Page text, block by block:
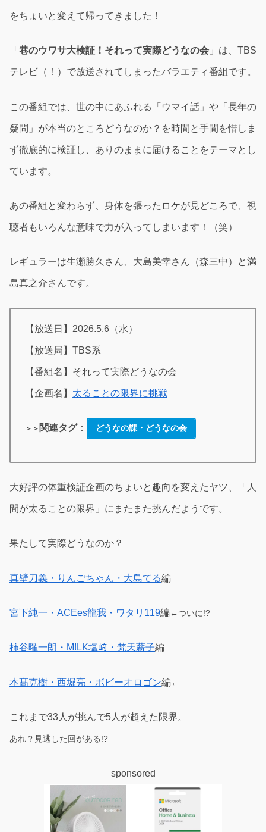
をちょいと変えて帰ってきました！
「 巷のウワサ大検証！それって実際どうなの会 」は、TBS
テレビ（！）で放送されてしまったバラエティ番組です。
この番組では、世の中にあふれる「ウマイ話」や「長年の
疑問」が本当のところどうなのか？を時間と手間を惜しま
ず徹底的に検証し、ありのままに届けることをテーマとし
ています。
あの番組と変わらず、身体を張ったロケが見どころで、視
聴者もいろんな意味で力が入ってしまいます！（笑）
レギュラーは生瀬勝久さん、大島美幸さん（森三中）と満
島真之介さんです。
【放送日】2026.5.6（水）
【放送局】TBS系
【番組名】それって実際どうなの会
【企画名】 太ることの限界に挑戦
＞＞ 関連タグ： どうなの課・どうなの会
大好評の体重検証企画のちょいと趣向を変えたヤツ、「人
間が太ることの限界」にまたまた挑んだようです。
果たして実際どうなのか？
真壁刀義・りんごちゃん・大島てる編
宮下純一・ACEes龍我・ワタリ119編 ←ついに!?
柿谷曜一朗・M!LK塩﨑・梵天薪子編
本髙克樹・西堀亮・ボビーオロゴン編 ←
これまで33人が挑んで5人が超えた限界。
あれ？見逃した回がある!?
sponsored